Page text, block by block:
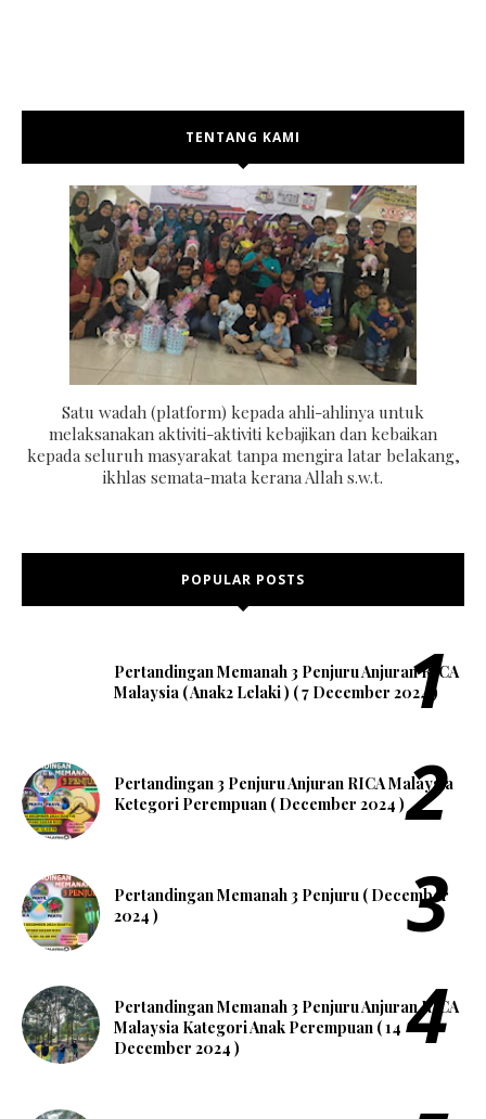
TENTANG KAMI
Satu wadah (platform) kepada ahli-ahlinya untuk
melaksanakan aktiviti-aktiviti kebajikan dan kebaikan
kepada seluruh masyarakat tanpa mengira latar belakang,
ikhlas semata-mata kerana Allah s.w.t.
POPULAR POSTS
Pertandingan Memanah 3 Penjuru Anjuran RICA
Malaysia ( Anak2 Lelaki ) ( 7 December 2024 )
Pertandingan 3 Penjuru Anjuran RICA Malaysia
Ketegori Perempuan ( December 2024 )
Pertandingan Memanah 3 Penjuru ( December
2024 )
Pertandingan Memanah 3 Penjuru Anjuran RICA
Malaysia Kategori Anak Perempuan ( 14
December 2024 )